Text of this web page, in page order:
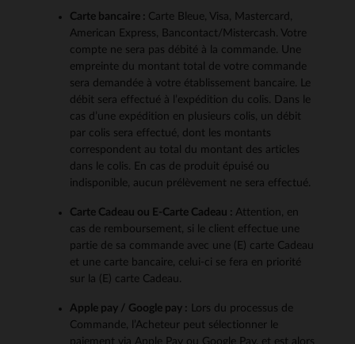
Carte bancaire : Carte Bleue, Visa, Mastercard,
American Express, Bancontact/Mistercash. Votre
compte ne sera pas débité à la commande. Une
empreinte du montant total de votre commande
sera demandée à votre établissement bancaire. Le
débit sera effectué à l’expédition du colis. Dans le
cas d’une expédition en plusieurs colis, un débit
par colis sera effectué, dont les montants
correspondent au total du montant des articles
dans le colis. En cas de produit épuisé ou
indisponible, aucun prélèvement ne sera effectué.
Carte Cadeau ou E-Carte Cadeau : Attention, en
cas de remboursement, si le client effectue une
partie de sa commande avec une (E) carte Cadeau
et une carte bancaire, celui-ci se fera en priorité
sur la (E) carte Cadeau.
Apple pay / Google pay :
Lors du processus de
Commande, l’Acheteur peut sélectionner le
paiement via Apple Pay ou Google Pay, et est alors